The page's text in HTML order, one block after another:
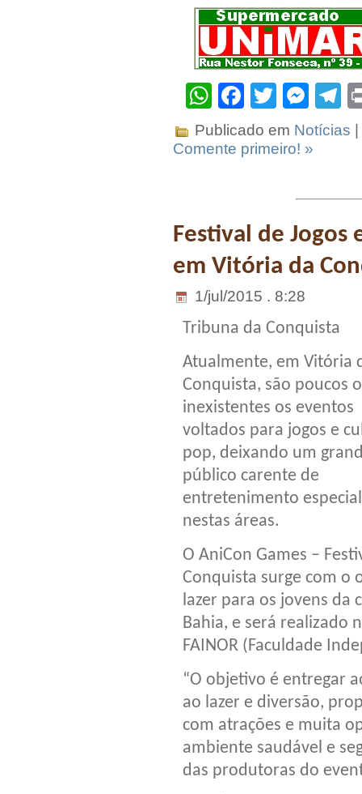
WhatsApp
Facebook
Twitter
Publicado em Notícias
Comente primeiro! »
Festival de Jogos
em Vitória da
1/jul/2015 . 8:28
Tribuna da Conquista
Atualmente, em Vitória
Conquista, são poucos
inexistentes os eventos
voltados para jogos e
pop, deixando um
público carente de
entretenimento
nestas áreas.
O AniCon Games –
Conquista surge com o
lazer para os jovens da
Bahia, e será realizado
FAINOR (Faculdade
“O objetivo é entregar
ao lazer e diversão,
com atrações e muita
ambiente saudável e
das produtoras do